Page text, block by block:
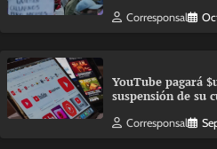
Corresponsal
YouTube pagará
suspensión de su
Corresponsal